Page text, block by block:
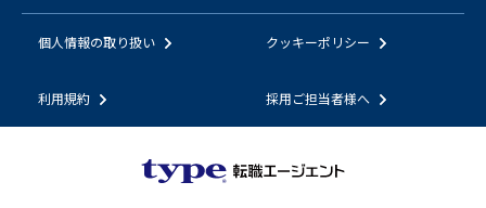
個人情報の取り扱い クッキーポリシー
利用規約 採用ご担当者様へ